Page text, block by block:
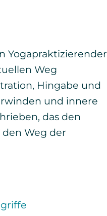
Yogapraktizierender
Weg
Hingabe und
und innere
das den
Weg der